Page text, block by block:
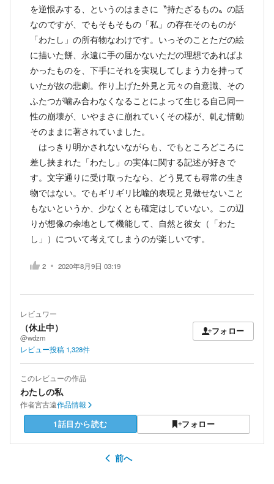
を逆恨みする、というのはまさに〝持たざるもの〟の話
なのですが、でもそもそもの「私」の存在そのものが
「わたし」の所有物なわけです。いっそのことただの絵
に描いた餅、永遠に手の届かないただの理想であればよ
かったものを、下手にそれを実現してしまう力を持って
いたが故の悲劇。作り上げた外見と元々の自意識、その
ふたつが噛み合わなくなることによって生じる自己同一
性の崩壊が、いやまさに崩れていくその様が、軋む情動
そのままに著されていました。
はっきり明かされないながらも、でもところどころに
差し挟まれた「わたし」の実体に関する記述が好きで
す。文字通りに受け取ったなら、どう見ても尋常の生き
物ではない。でもギリギリ比喩的表現と見做せないこと
もないというか、少なくとも確定はしていない。この辺
りが想像の余地として機能して、自然と彼女（「わた
し」）について考えてしまうのが楽しいです。
2 2020年8月9日 03:19
レビュワー
（休止中）
@wdzm
フォロー
レビュー投稿 1,328件
このレビューの作品
わたしの私
作者宮古遠作品情報
1話目から読む フォロー
前へ